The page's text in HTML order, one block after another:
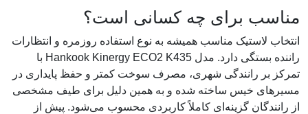
مناسب برای چه کسانی است؟
انتخاب لاستیک مناسب همیشه به نوع استفاده روزمره و انتظارات
راننده بستگی دارد. مدل Hankook Kinergy ECO2 K435 با
تمرکز بر رانندگی شهری، مصرف سوخت کمتر و حفظ پایداری در
مسیرهای خیس ساخته شده و به همین دلیل برای طیف مشخصی
از رانندگان گزینه‌ای کاملاً کاربردی محسوب می‌شود. پیش از